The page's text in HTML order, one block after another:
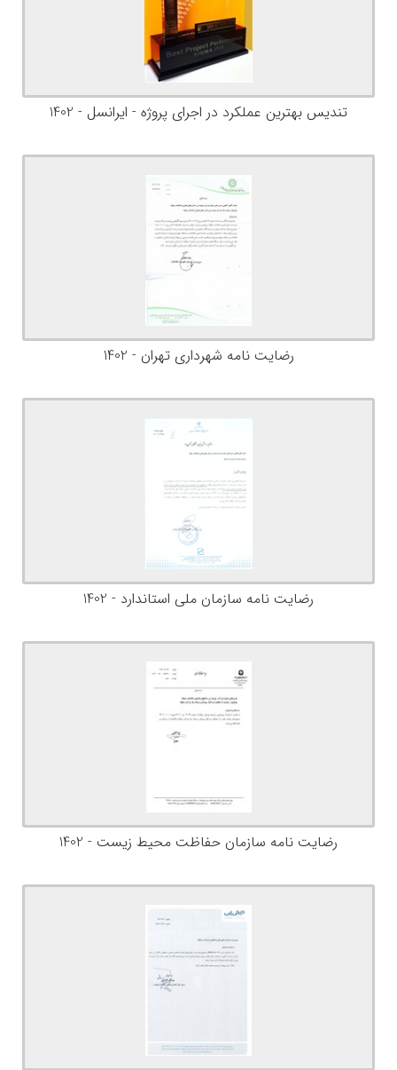
تندیس بهترین عملکرد در اجرای پروژه - ایرانسل - 1402
رضایت نامه شهرداری تهران - 1402
رضایت نامه سازمان ملی استاندارد - 1402
رضایت نامه سازمان حفاظت محیط زیست - 1402